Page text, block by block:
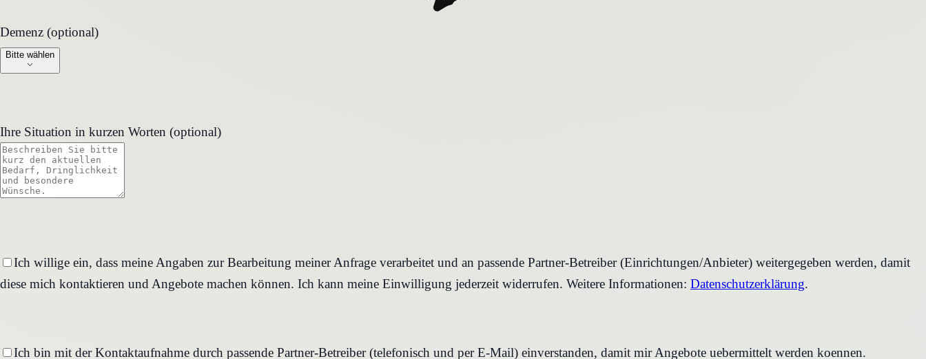
Demenz (optional)
Demenz (optional)
Bitte wählen
Ihre Situation in kurzen Worten (optional)
Ich willige ein, dass meine Angaben zur Bearbeitung meiner Anfrage verarbeitet und an passende Partner-Betreiber (Einrichtungen/Anbieter) weitergegeben werden, damit
diese mich kontaktieren und Angebote machen können. Ich kann meine Einwilligung jederzeit widerrufen. Weitere Informationen: Datenschutzerklärung.
Ich bin mit der Kontaktaufnahme durch passende Partner-Betreiber (telefonisch und per E-Mail) einverstanden, damit mir Angebote uebermittelt werden koennen.